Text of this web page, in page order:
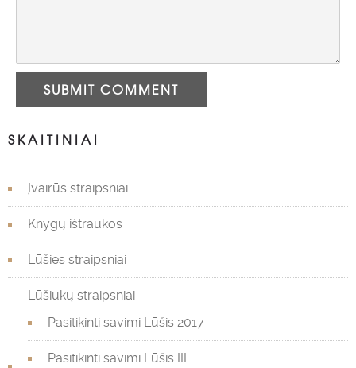
SUBMIT COMMENT
SKAITINIAI
Įvairūs straipsniai
Knygų ištraukos
Lūšies straipsniai
Lūšiukų straipsniai
Pasitikinti savimi Lūšis 2017
Pasitikinti savimi Lūšis III